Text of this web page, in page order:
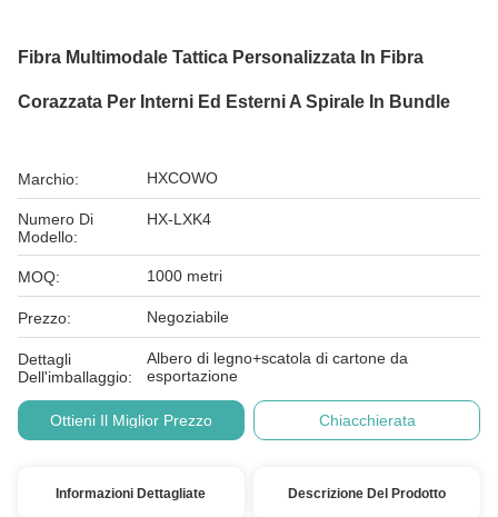
Fibra Multimodale Tattica Personalizzata In Fibra
Corazzata Per Interni Ed Esterni A Spirale In Bundle
Marchio: HXCOWO
Numero Di
Modello:
HX-LXK4
MOQ: 1000 metri
Prezzo: Negoziabile
Dettagli
Dell'imballaggio:
Albero di legno+scatola di cartone da
esportazione
Ottieni Il Miglior Prezzo Chiacchierata
Informazioni Dettagliate Descrizione Del Prodotto